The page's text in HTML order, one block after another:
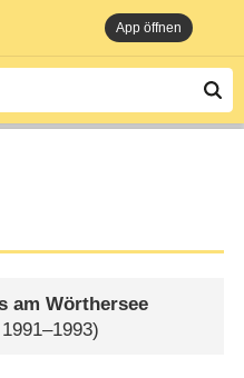
App öffnen
am Wörthersee